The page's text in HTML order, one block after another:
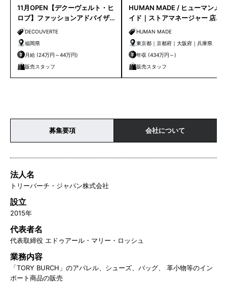
11月OPEN【デクーヴェルト・ヒ
ロブ】ファッションアドバイザ
ー｜天神店
DECOUVERTE
福岡県
月給 (24万円～44万円)
販売スタッフ
HUMAN MADE / ヒューマンメ
イド｜ストアマネージャー 店長
候補HUMAN MADE
東京都｜京都府｜大阪府｜兵庫県
年収 (434万円～)
販売スタッフ
募集要項 会社について
法人名
トリーバーチ・ジャパン株式会社
設立
2015年
代表者名
代表取締役 エドゥアール・マリー・ロッシュ
業務内容
「TORY BURCH」のアパレル、シューズ、バッグ、 革小物等のイン
ポート商品の販売